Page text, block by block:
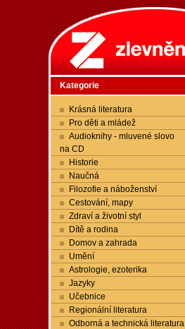
Kategorie
Krásná literatura
Pro děti a mládež
Audioknihy - mluvené slovo
na CD
Historie
Naučná
Filozofie a náboženství
Cestování, mapy
Zdraví a životní styl
Dítě a rodina
Domov a zahrada
Umění
Astrologie, ezoterika
Jazyky
Učebnice
Regionální literatura
Odborná a technická literatura